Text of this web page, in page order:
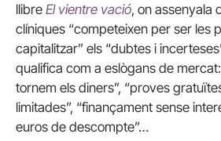
llibre El vientre vació, on assenyala
clíniques “competeixen per ser les
capitalitzar” els “dubtes i
qualifica com a eslògans de
tornem els diners”, “proves
limitades”, “finançament sense
euros de descompte”…